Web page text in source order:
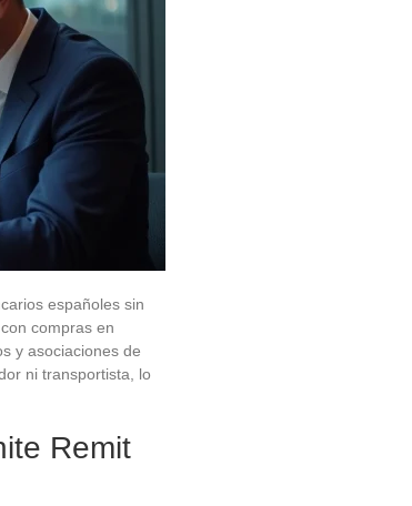
españoles sin
compras en
y asociaciones de
ni transportista, lo
Remit